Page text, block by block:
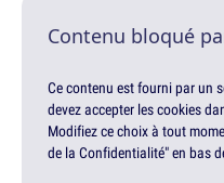
Contenu bloqué
Ce contenu est fourni par un
devez accepter les cookies
Modifiez ce choix à tout
de la Confidentialité" en bas